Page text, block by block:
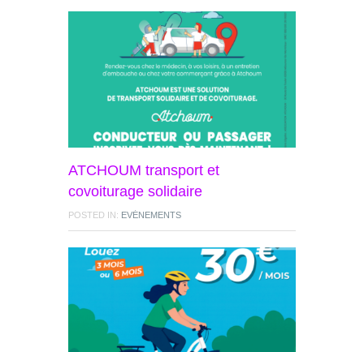
ATCHOUM transport et
covoiturage solidaire
POSTED IN: EVÉNEMENTS